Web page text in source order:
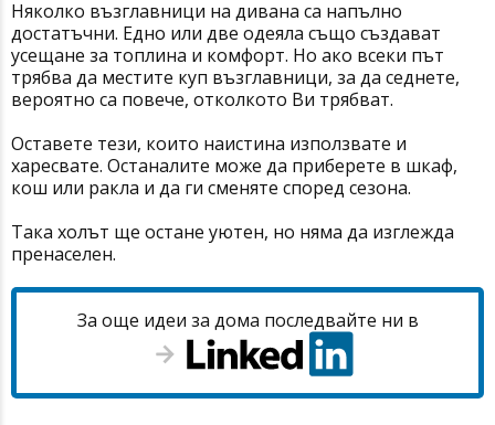
Няколко възглавници на дивана са напълно
достатъчни. Едно или две одеяла също създават
усещане за топлина и комфорт. Но ако всеки път
трябва да местите куп възглавници, за да седнете,
вероятно са повече, отколкото Ви трябват.
Оставете тези, които наистина използвате и
харесвате. Останалите може да приберете в шкаф,
кош или ракла и да ги сменяте според сезона.
Така холът ще остане уютен, но няма да изглежда
пренаселен.
За още идеи за дома последвайте ни в